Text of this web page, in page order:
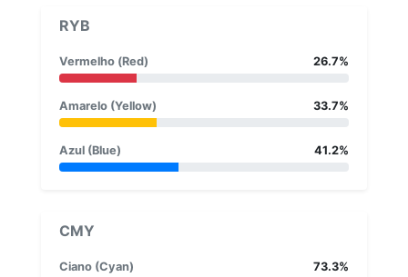
RYB
Vermelho (Red) 26.7%
Amarelo (Yellow) 33.7%
Azul (Blue) 41.2%
CMY
Ciano (Cyan) 73.3%